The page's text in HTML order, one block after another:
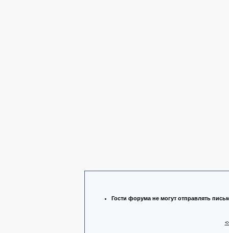
Гости форума не могут отправлять